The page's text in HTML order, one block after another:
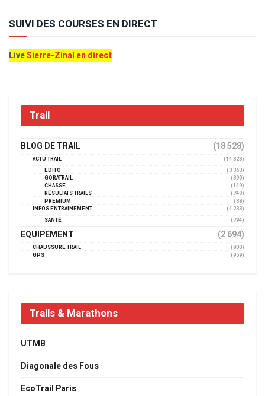
SUIVI DES COURSES EN DIRECT
LiveSierre-Zinal en direct
Trail
BLOG DE TRAIL (18 528)
ACTU TRAIL
(14 323)
EDITO
(3 363)
GORATRAIL
(390)
CHASSE
(149)
RÉSULTATS TRAILS
(740)
PREMIUM
(38)
INFOS ENTRAINEMENT
(4 233)
SANTÉ
(794)
EQUIPEMENT (2 694)
CHAUSSURE TRAIL
(800)
GPS
(959)
Trails & Marathons
UTMB
Diagonale des Fous
EcoTrail Paris